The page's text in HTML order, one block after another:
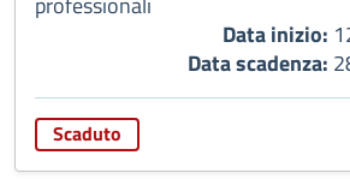
Data inizio:
Data scadenza:
Scaduto